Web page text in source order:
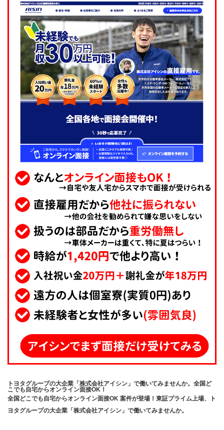
トヨタグループの大企業「株式会社アイシン」で働いてみませんか。全国ど
こでも自宅からオンライン面接OK！
全国どこでも自宅からオンライン面接OK 案件が登場！東証プライム上場、ト
ヨタグループの大企業「株式会社アイシン」で働いてみませんか。